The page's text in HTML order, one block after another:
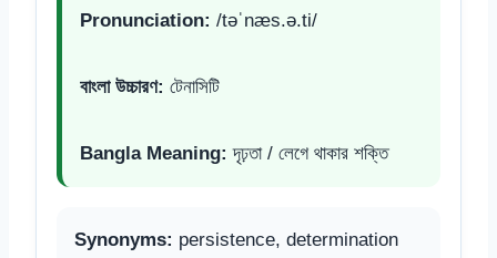
Pronunciation: /təˈnæs.ə.ti/
বাংলা উচ্চারণ: টেনাসিটি
Bangla Meaning: দৃঢ়তা / লেগে থাকার শক্তি
Synonyms: persistence, determination